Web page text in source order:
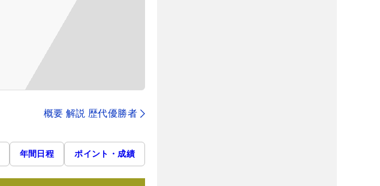
概要 解説 歴代優勝者
年間日程 ポイント・成績